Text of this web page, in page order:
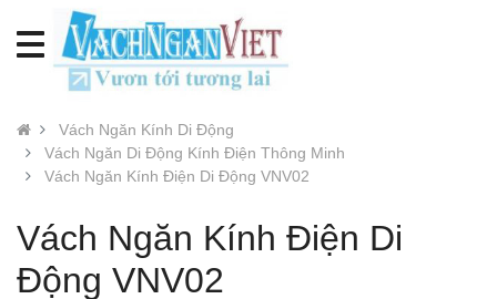
Vách Ngăn Kính Di Động
Vách Ngăn Di Động Kính Điện Thông Minh
Vách Ngăn Kính Điện Di Động VNV02
Vách Ngăn Kính Điện Di
Động VNV02